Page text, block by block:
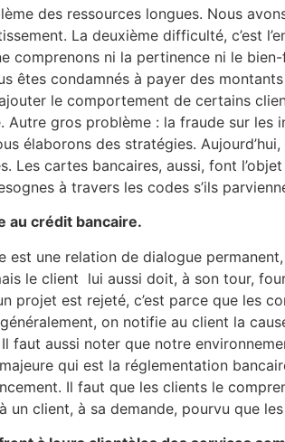
des ressources longues. Nous
La deuxième difficulté, c’est
comprenons ni la pertinence ni le
êtes condamnés à payer des
le comportement de certains
gros problème : la fraude sur les
élaborons des stratégies.
Les cartes bancaires, aussi, font
à travers les codes s’ils
au crédit bancaire.
une relation de dialogue
le client lui aussi doit, à son tour,
projet est rejeté, c’est parce que les
on notifie au client la
faut aussi noter que notre
qui est la réglementation
Il faut que les clients le
client, à sa demande, pourvu que